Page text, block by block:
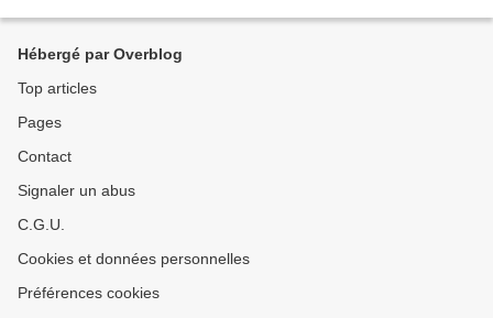
Hébergé par Overblog
Top articles
Pages
Contact
Signaler un abus
C.G.U.
Cookies et données personnelles
Préférences cookies